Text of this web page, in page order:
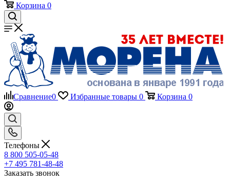
Корзина 0
Сравнение0 Избранные товары 0 Корзина 0
Телефоны
8 800 505-05-48
+7 495 781-48-48
Заказать звонок